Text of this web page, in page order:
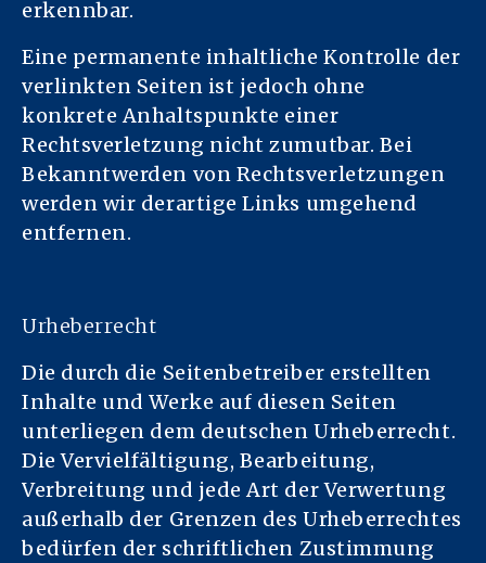
erkennbar.
Eine permanente inhaltliche Kontrolle der
verlinkten Seiten ist jedoch ohne
konkrete Anhaltspunkte einer
Rechtsverletzung nicht zumutbar. Bei
Bekanntwerden von Rechtsverletzungen
werden wir derartige Links umgehend
entfernen.
Urheberrecht
Die durch die Seitenbetreiber erstellten
Inhalte und Werke auf diesen Seiten
unterliegen dem deutschen Urheberrecht.
Die Vervielfältigung, Bearbeitung,
Verbreitung und jede Art der Verwertung
außerhalb der Grenzen des Urheberrechtes
bedürfen der schriftlichen Zustimmung